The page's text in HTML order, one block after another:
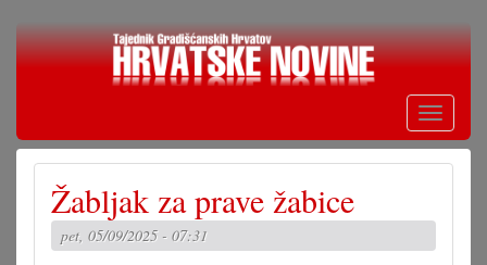
Skoči
Toggle
Žabljak za prave žabice
pet, 05/09/2025 - 07:31